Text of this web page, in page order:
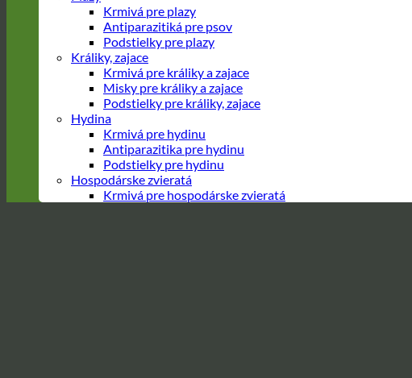
Krmivá pre plazy
Antiparazitiká pre psov
Podstielky pre plazy
Králiky, zajace
Krmivá pre králiky a zajace
Misky pre králiky a zajace
Podstielky pre králiky, zajace
Hydina
Krmivá pre hydinu
Antiparazitika pre hydinu
Podstielky pre hydinu
Hospodárske zvieratá
Krmivá pre hospodárske zvieratá